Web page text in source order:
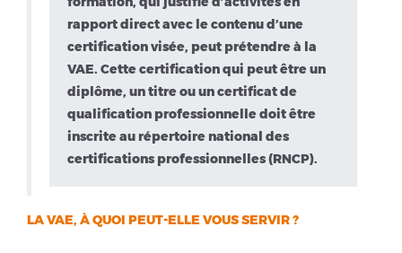
rapport direct avec le contenu d’une
certification visée, peut prétendre à la
VAE. Cette certification qui peut être un
diplôme, un titre ou un certificat de
qualification professionnelle doit être
inscrite au répertoire national des
certifications professionnelles (RNCP).
LA VAE, À QUOI PEUT-ELLE VOUS SERVIR ?